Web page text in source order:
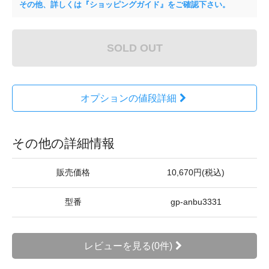
その他、詳しくは『ショッピングガイド』をご確認下さい。
SOLD OUT
オプションの値段詳細
その他の詳細情報
販売価格 10,670円(税込)
型番 gp-anbu3331
レビューを見る(0件)